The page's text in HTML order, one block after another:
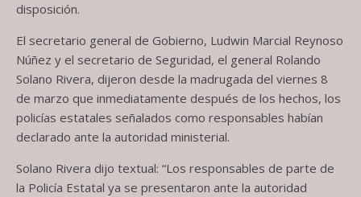
disposición.
El secretario general de Gobierno, Ludwin Marcial Reynoso
Núñez y el secretario de Seguridad, el general Rolando
Solano Rivera, dijeron desde la madrugada del viernes 8
de marzo que inmediatamente después de los hechos, los
policías estatales señalados como responsables habían
declarado ante la autoridad ministerial.
Solano Rivera dijo textual: “Los responsables de parte de
la Policía Estatal ya se presentaron ante la autoridad